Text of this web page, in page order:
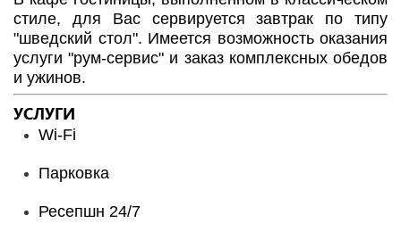
стиле, для Вас сервируется завтрак по типу
"шведский стол". Имеется возможность оказания
услуги "рум-сервис" и заказ комплексных обедов
и ужинов.
УСЛУГИ
Wi-Fi
Парковка
Ресепшн 24/7